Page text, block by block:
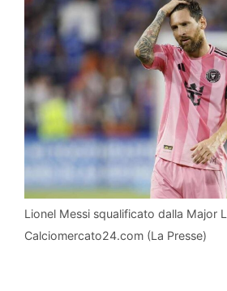
Lionel Messi squalificato dalla Major
Calciomercato24.com (La Presse)